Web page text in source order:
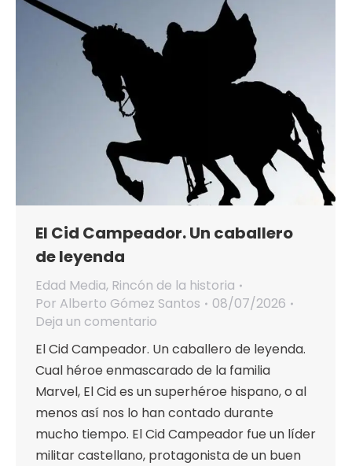
El Cid Campeador. Un caballero
de leyenda
Edad Media, Rincón de la historia
Por Alberto Gómez Santos
08/07/2026
Deja un comentario
El Cid Campeador. Un caballero de leyenda.
Cual héroe enmascarado de la familia
Marvel, El Cid es un superhéroe hispano, o al
menos así nos lo han contado durante
mucho tiempo. El Cid Campeador fue un líder
militar castellano, protagonista de un buen